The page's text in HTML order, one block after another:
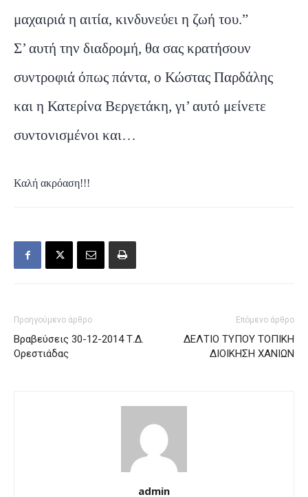
μαχαιριά η αιτία, κινδυνεύει η ζωή του.”
Σ’ αυτή την διαδρομή, θα σας κρατήσουν
συντροφιά όπως πάντα, ο Κώστας Παρδάλης
και η Κατερίνα Βεργετάκη, γι’ αυτό μείνετε
συντονισμένοι και…
Καλή ακρόαση!!!
Προηγούμενο άρθρο
Βραβεύσεις 30-12-2014 Τ.Δ.
Ορεστιάδας
Επόμενο άρθρο
ΔΕΛΤΙΟ ΤΥΠΟΥ ΤΟΠΙΚΗ
ΔΙΟΙΚΗΣΗ ΧΑΝΙΩΝ
admin